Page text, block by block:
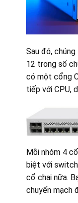
Sau đó,
12 trong số
có một cổng
tiếp với CPU,
Mỗi nhóm 4
biệt với
cổ chai nữa.
chuyển mạch